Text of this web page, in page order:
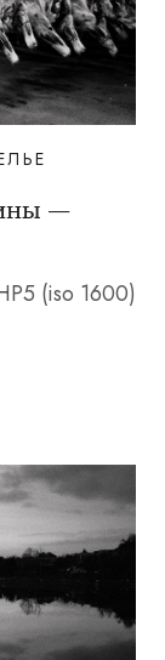
—
(iso 1600)